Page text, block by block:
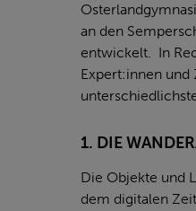
an den
entwickelt. In
Expert:innen und
1. DIE
Die Objekte und
dem digitalen